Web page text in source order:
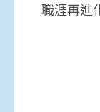
職涯再進